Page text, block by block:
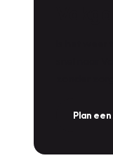
Plan een